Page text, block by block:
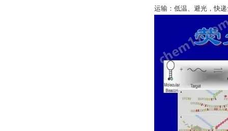
运输：低温、避光，快